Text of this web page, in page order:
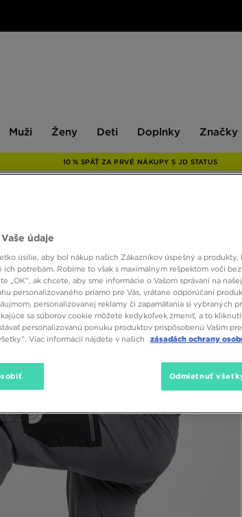
Muži Ženy Deti Doplnky Značky
10 % SPÄŤ ZA PRVÉ NÁKUPY S JD STATUS
údaje
úsilie, aby bol nákup našich Zákazníkov úspešný a produkty,
ich potrebám. Robíme to však s maximálnym rešpektom voči
„OK”, ak chcete, aby sme informácie o Vašom správaní na
personalizovaného priamo pre Vás, vrátane odporúčaní
personalizovanej reklamy či zapamätania si vybraných
sa súborov cookie môžete kedykoľvek zmeniť, a to
personalizovanú ponuku produktov prispôsobenú Vašim
Viac informácií nájdete v našich
zásadách ochrany
Odmietnuť